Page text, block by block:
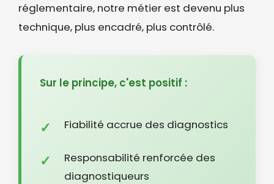
réglementaire, notre métier est devenu plus
technique, plus encadré, plus contrôlé.
Sur le principe, c'est positif :
Fiabilité accrue des diagnostics
Responsabilité renforcée des
diagnostiqueurs